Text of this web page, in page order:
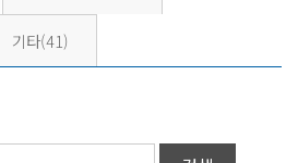
기타(41)